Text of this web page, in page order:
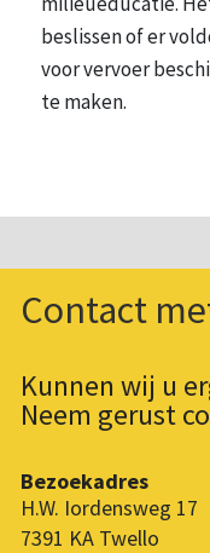
beslissen of er
voor vervoer
te maken.
Contact
Kunnen wij u
Neem gerust
Bezoekadres
H.W. Iordensweg 17
7391 KA Twello